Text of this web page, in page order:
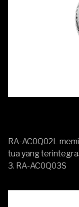
RA-AC0Q02L
tua yang
3. RA-AC0Q03S